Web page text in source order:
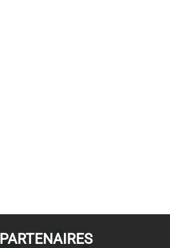
PARTENAIRES